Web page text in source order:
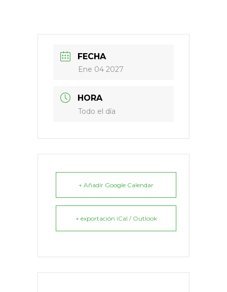
FECHA
Ene 04 2027
HORA
Todo el día
+ Añadir Google Calendar
+ exportación iCal / Outlook